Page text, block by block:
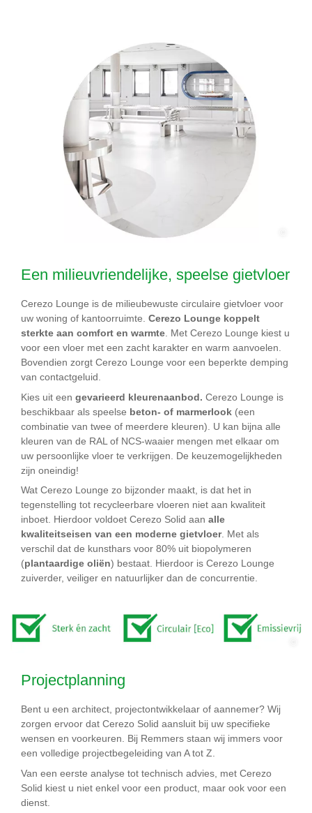
Een milieuvriendelijke, speelse gietvloer
Cerezo Lounge is de milieubewuste circulaire gietvloer voor
uw woning of kantoorruimte. Cerezo Lounge koppelt
sterkte aan comfort en warmte . Met Cerezo Lounge kiest u
voor een vloer met een zacht karakter en warm aanvoelen.
Bovendien zorgt Cerezo Lounge voor een beperkte demping
van contactgeluid.
Kies uit een gevarieerd kleurenaanbod. Cerezo Lounge is
beschikbaar als speelse beton- of marmerlook (een
combinatie van twee of meerdere kleuren). U kan bijna alle
kleuren van de RAL of NCS-waaier mengen met elkaar om
uw persoonlijke vloer te verkrijgen. De keuzemogelijkheden
zijn oneindig!
Wat Cerezo Lounge zo bijzonder maakt, is dat het in
tegenstelling tot recycleerbare vloeren niet aan kwaliteit
inboet. Hierdoor voldoet Cerezo Solid aan alle
kwaliteitseisen van een moderne gietvloer. Met als
verschil dat de kunsthars voor 80% uit biopolymeren
(plantaardige oliën) bestaat. Hierdoor is Cerezo Lounge
zuiverder, veiliger en natuurlijker dan de concurrentie.
Projectplanning
Bent u een architect, projectontwikkelaar of aannemer? Wij
zorgen ervoor dat Cerezo Solid aansluit bij uw specifieke
wensen en voorkeuren. Bij Remmers staan wij immers voor
een volledige projectbegeleiding van A tot Z.
Van een eerste analyse tot technisch advies, met Cerezo
Solid kiest u niet enkel voor een product, maar ook voor een
dienst.